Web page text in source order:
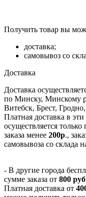
Получить товар вы
доставка;
самовывоз со
Доставка
Доставка
по Минску, Минскому
Витебск, Брест,
Платная доставка в
осуществляется только
заказа менее 200р.,
самовывоза со склада
- В другие города
сумме заказа от 800 руб
Платная доставка от